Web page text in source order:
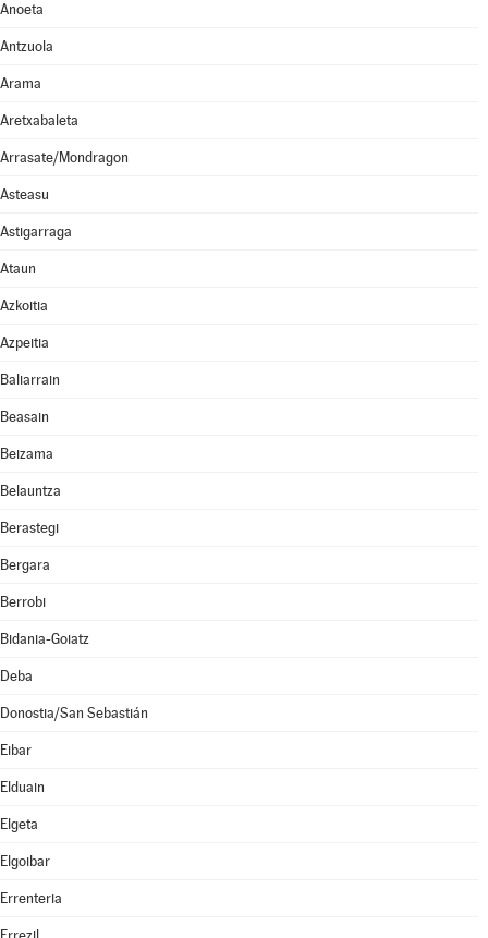
Anoeta
Antzuola
Arama
Aretxabaleta
Arrasate/Mondragon
Asteasu
Astigarraga
Ataun
Azkoitia
Azpeitia
Baliarrain
Beasain
Beizama
Belauntza
Berastegi
Bergara
Berrobi
Bidania-Goiatz
Deba
Donostia/San Sebastián
Eibar
Elduain
Elgeta
Elgoibar
Errenteria